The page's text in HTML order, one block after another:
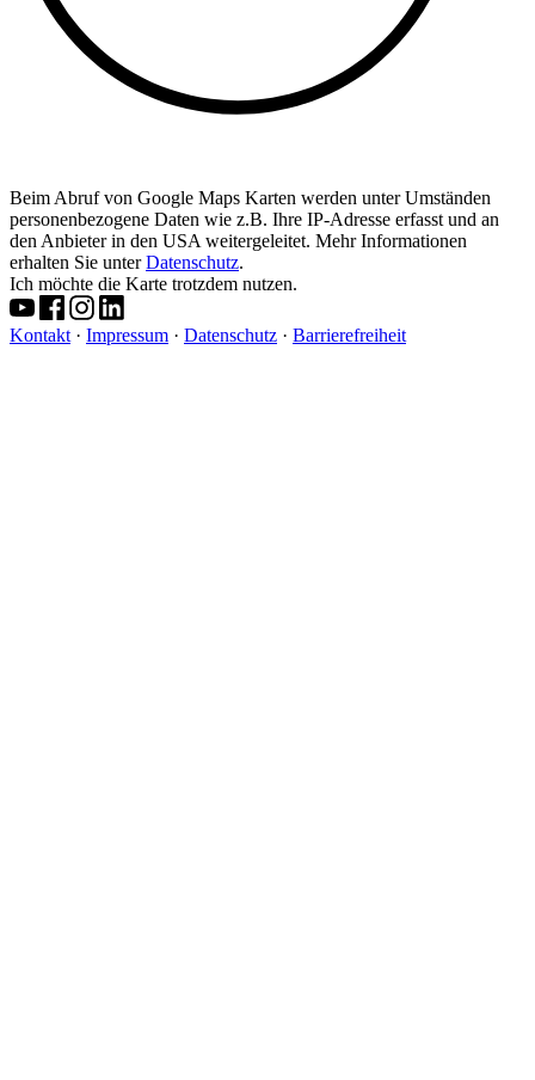
Beim Abruf von Google Maps Karten werden unter Umständen
personenbezogene Daten wie z.B. Ihre IP-Adresse erfasst und an
den Anbieter in den USA weitergeleitet. Mehr Informationen
erhalten Sie unterDatenschutz.
Ich möchte die Karte trotzdem nutzen.
Kontakt · Impressum · Datenschutz · Barrierefreiheit